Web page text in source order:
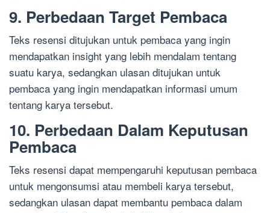
9. Perbedaan Target Pembaca
Teks resensi ditujukan untuk pembaca yang ingin
mendapatkan insight yang lebih mendalam tentang
suatu karya, sedangkan ulasan ditujukan untuk
pembaca yang ingin mendapatkan informasi umum
tentang karya tersebut.
10. Perbedaan Dalam Keputusan
Pembaca
Teks resensi dapat mempengaruhi keputusan pembaca
untuk mengonsumsi atau membeli karya tersebut,
sedangkan ulasan dapat membantu pembaca dalam